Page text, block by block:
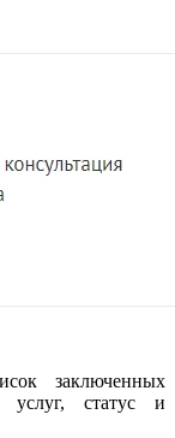
заключенных
услуг, статус и